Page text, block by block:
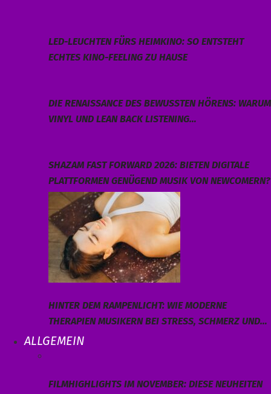
LED-LEUCHTEN FÜRS HEIMKINO: SO ENTSTEHT
ECHTES KINO-FEELING ZU HAUSE
DIE RENAISSANCE DES BEWUSSTEN HÖRENS: WARUM
VINYL UND LEAN BACK LISTENING…
SHAZAM FAST FORWARD 2026: BIETEN DIGITALE
PLATTFORMEN GENÜGEND MUSIK VON NEWCOMERN?
HINTER DEM RAMPENLICHT: WIE MODERNE
THERAPIEN MUSIKERN BEI STRESS, SCHMERZ UND…
ALLGEMEIN
FILMHIGHLIGHTS IM NOVEMBER: DIESE NEUHEITEN